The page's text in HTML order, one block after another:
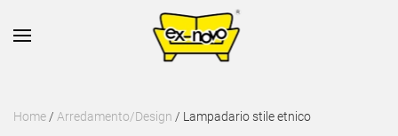
Skip to main content
Home / Arredamento/Design / Lampadario stile etnico